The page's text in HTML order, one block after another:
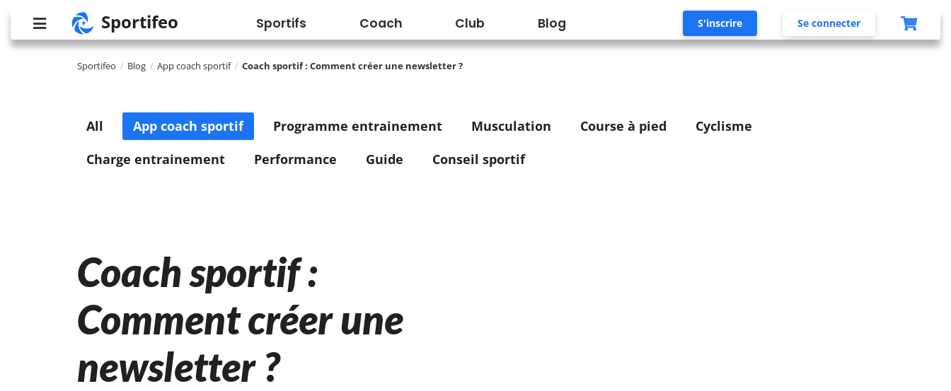
Sportifeo Sportifs Coach Club Blog S'inscrire Se connecter
Sportifeo / Blog / App coach sportif / Coach sportif : Comment créer une newsletter ?
All App coach sportif Programme entrainement Musculation Course à pied
Cyclisme
Charge entrainement
Performance Guide Conseil sportif
Coach sportif :
Comment créer une
newsletter ?